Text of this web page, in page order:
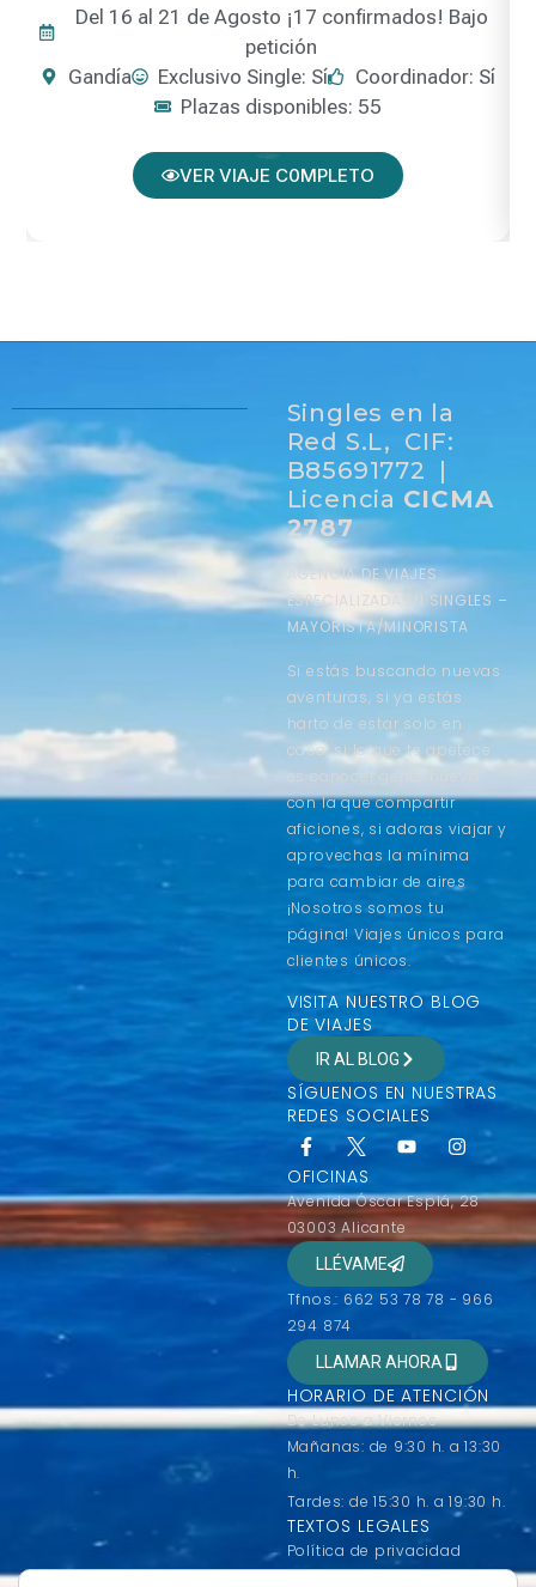
Del 16 al 21 de Agosto ¡17 confirmados! Bajo
petición
Gandía
Exclusivo Single: Sí
Coordinador: Sí
Plazas disponibles: 55
VER VIAJE C0MPLETO
Singles en la
Red S.L, CIF:
B85691772 |
Licencia CICMA
2787
AGENCIA DE VIAJES
ESPECIALIZADA EN SINGLES –
MAYORISTA/MINORISTA
Si estás buscando nuevas
aventuras, si ya estás
harto de estar solo en
casa, si lo que te apetece
es conocer gente nueva
con la que compartir
aficiones, si adoras viajar y
aprovechas la mínima
para cambiar de aires
¡Nosotros somos tu
página! Viajes únicos para
clientes únicos.
VISITA NUESTRO BLOG
DE VIAJES
IR AL BLOG
SÍGUENOS EN NUESTRAS
REDES SOCIALES
OFICINAS
Avenida Óscar Esplá, 28
03003 Alicante
LLÉVAME
Tfnos.: 662 53 78 78 - 966
294 874
LLAMAR AHORA
HORARIO DE ATENCIÓN
De Lunes a Viernes
Mañanas: de 9:30 h. a 13:30
h.
Tardes: de 15:30 h. a 19:30 h.
TEXTOS LEGALES
Política de privacidad